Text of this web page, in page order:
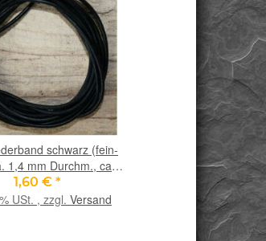
schwarz (fein-
1,4 mm Durchm., ca. 1
m lang
1,60 € *
USt. , zzgl. Versand
Heliotrop
Sonderqualität - ca.
cm x 1,1
5,90 €*
inkl. 19% USt. ,